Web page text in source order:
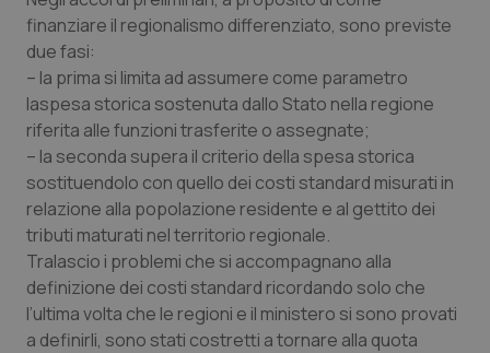
finanziare il regionalismo differenziato, sono previste
due fasi:
– la prima si limita ad assumere come parametro
laspesa storica sostenuta dallo Stato nella regione
riferita alle funzioni trasferite o assegnate;
– la seconda supera il criterio della spesa storica
sostituendolo con quello dei costi standard misurati in
relazione alla popolazione residente e al gettito dei
tributi maturati nel territorio regionale.
Tralascio i problemi che si accompagnano alla
definizione dei costi standard ricordando solo che
l’ultima volta che le regioni e il ministero si sono provati
a definirli, sono stati costretti a tornare alla quota
I cookie necessari contribuiscono a rendere fruibile il
sito web abilitandone funzionalità di base quali la
navigazione sulle pagine e l'accesso alle aree
protette del sito. Il sito web non è in grado di
funzionare correttamente senza questi cookie.
Nome
Fornitore/Dominio
VISITOR_PRIVACY_METADATA
YouTube
.youtube.com